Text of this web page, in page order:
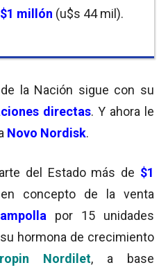
$1 millón (u$s 44 mil).
la Nación sigue con su
directas. Y ahora le
Novo Nordisk.
del Estado más de $1
concepto de la venta
ampolla por 15 unidades
hormona de crecimiento
Nordilet, a base